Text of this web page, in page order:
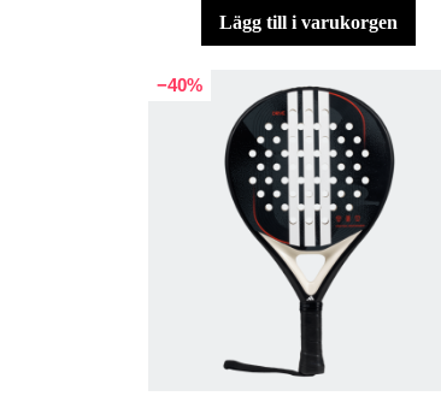
lägg till i varukorgen
−40%